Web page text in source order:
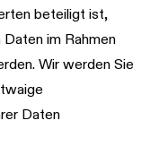
beteiligt ist,
im Rahmen
Wir werden Sie
Daten